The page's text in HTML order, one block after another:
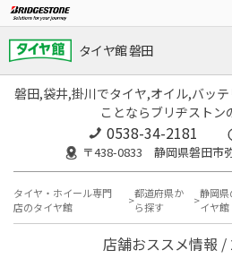
タイヤ館 磐田
磐田,袋井,掛川でタイヤ,オイル,バッ
ことならブリヂストン
0538-34-2181
〒438-0833 静岡県磐田市
タイヤ・ホイール専門
店のタイヤ館
都道府県か
ら探す
静岡県
イヤ館
店舗おススメ情報 /